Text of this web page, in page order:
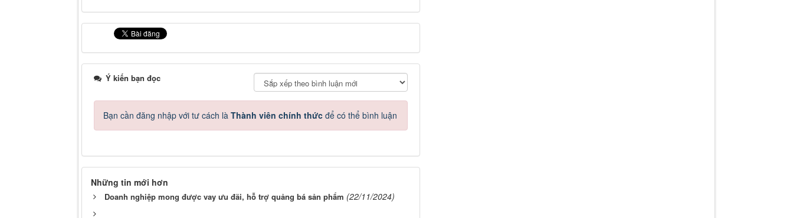
Ý kiến bạn đọc
Bạn cần đăng nhập với tư cách là Thành viên chính thức để có thể bình luận
Những tin mới hơn
Doanh nghiệp mong được vay ưu đãi, hỗ trợ quảng bá sản phẩm (22/11/2024)